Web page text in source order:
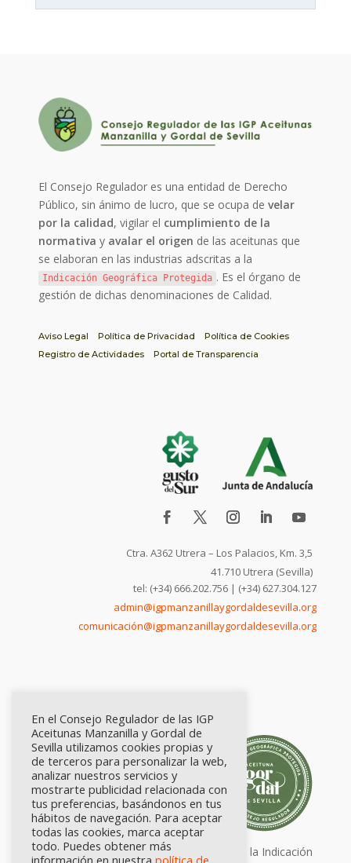
El Consejo Regulador es una entidad de Derecho
Público, sin ánimo de lucro, que se ocupa develar
por la calidad, vigilar el cumplimiento de la
normativa y avalar el origen de las aceitunas que
se elaboran en las industrias adscritas a la
Indicación Geográfica Protegida . Es el órgano de
gestión de dichas denominaciones de Calidad.
Aviso Legal Política de Privacidad
Política de Cookies
Registro de Actividades
Portal de Transparencia
Ctra. A362 Utrera – Los Palacios, Km. 3,5
41.710 Utrera (Sevilla)
tel: (+34) 666.202.756 | (+34) 627.304.127
admin@igpmanzanillaygordaldesevilla.org
comunicación@igpmanzanillaygordaldesevilla.org
Calidad certificada por Origen. Sellos de la Indicación
En el Consejo Regulador de las IGP
Aceitunas Manzanilla y Gordal de
Sevilla utilizamos cookies propias y
de terceros para personalizar la web,
analizar nuestros servicios y
mostrarte publicidad relacionada con
tus preferencias, basándonos en tus
hábitos de navegación. Para aceptar
todas las cookies, marca aceptar
todo. Puedes obtener más
información en nuestra política de